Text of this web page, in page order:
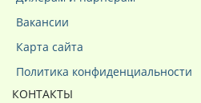
Вакансии
Карта сайта
Политика конфиденциальности
КОНТАКТЫ